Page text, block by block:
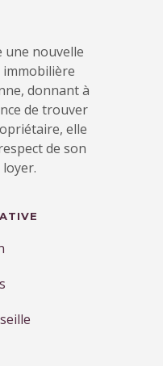
une nouvelle
donnant à
de trouver
elle
de son